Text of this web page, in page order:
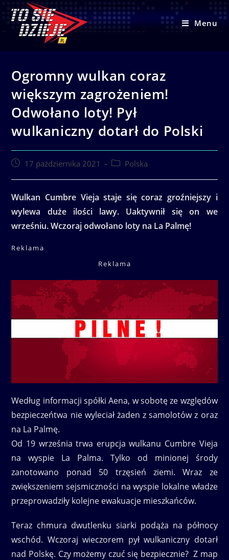
content
Menu
Ogromny wulkan coraz
większym zagrożeniem!
Odwołano loty! Pył
wulkaniczny dotarł do Polski
Post17 października 2021
PostPolska
Wulkan Cumbre Vieja staje się coraz groźniejszy i
wylewa duże ilości lawy. Uaktywnił się on we
wrześniu. Wczoraj odwołano loty na La Palmę!
Reklama
Reklama
Według informacji spółki Aena, w sobotę ze względów
bezpieczeńtwa nie wyleciał żaden z samolotów z oraz
na La Palmę.
Od 19 września trwa erupcja wulkanu Cumbre Vieja
na wyspie La Palma. Tylko od minionej środy
zanotowano ponad 50 trzęsień ziemi. Wraz ze
zwiększeniem sejsmiczności na wyspie lokalne władze
przeprowadziły kolejne ewakuacje mieszkańców.
Teraz chmura dwutlenku siarki podąża na północy
wschód. Wczoraj wieczorem pył wulkaniczny dotarł
nad Polskę. Czy możemy czuć się bezpiecznie? Z map